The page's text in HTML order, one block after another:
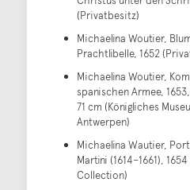
(Privatbesitz)
Michaelina Woutier,
Prachtlibelle, 1652
Michaelina Woutier,
spanischen Armee,
71 cm (Königliches
Antwerpen)
Michaelina Wautier,
Martini (1614–1661),
Collection)